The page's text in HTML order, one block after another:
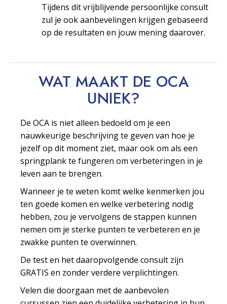
Tijdens dit vrijblijvende persoonlijke consult
zul je ook aanbevelingen krijgen gebaseerd
op de resultaten en jouw mening daarover.
WAT MAAKT DE OCA
UNIEK?
De OCA is niet alleen bedoeld om je een
nauwkeurige beschrijving te geven van hoe je
jezelf op dit moment ziet, maar ook om als een
springplank te fungeren om verbeteringen in je
leven aan te brengen.
Wanneer je te weten komt welke kenmerken jou
ten goede komen en welke verbetering nodig
hebben, zou je vervolgens de stappen kunnen
nemen om je sterke punten te verbeteren en je
zwakke punten te overwinnen.
De test en het daaropvolgende consult zijn
GRATIS en zonder verdere verplichtingen.
Velen die doorgaan met de aanbevolen